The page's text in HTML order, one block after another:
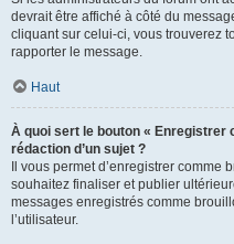
devrait être affiché à côté du
cliquant sur celui-ci, vous trouverez
rapporter le message.
Haut
À quoi sert le bouton « Enregistrer
rédaction d’un sujet ?
Il vous permet d’enregistrer
souhaitez finaliser et publier
messages enregistrés comme
l’utilisateur.